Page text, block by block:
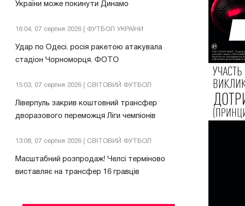
України може покинути Динамо
16:04, 07 серпня 2026 | ФУТБОЛ УКРАЇНИ
Удар по Одесі. росія ракетою атакувала
стадіон Чорноморця. ФОТО
15:03, 07 серпня 2026 | СВІТОВИЙ ФУТБОЛ
Ліверпуль закрив коштовний трансфер
дворазового переможця Ліги чемпіонів
13:08, 07 серпня 2026 | СВІТОВИЙ ФУТБОЛ
Масштабний розпродаж! Челсі терміново
виставляє на трансфер 16 гравців